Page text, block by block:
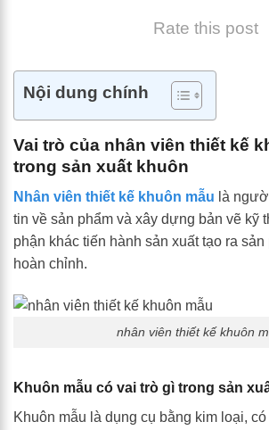
Rate this post
Nội dung chính
Vai trò của nhân viên thiết kế
trong sản xuất khuôn
Nhân viên thiết kế khuôn mẫu là
tin về sản phẩm và xây dựng bản vẽ kỹ
phận khác tiến hành sản xuất tạo ra
hoàn chỉnh.
nhân viên thiết kế khuôn
Khuôn mẫu có vai trò gì trong sản
Khuôn mẫu là dụng cụ bằng kim loại,